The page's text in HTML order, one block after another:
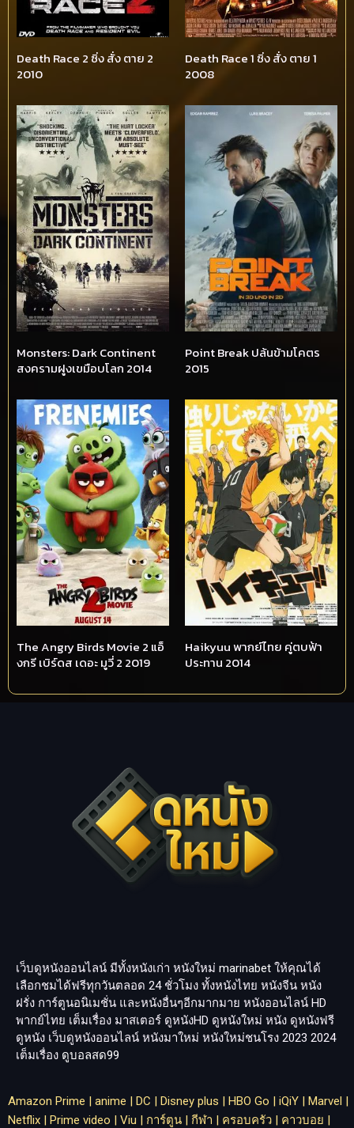
Death Race 2 ซิ่ง สั่ง ตาย 2
2010
Death Race 1 ซิ่ง สั่ง ตาย 1
2008
Monsters: Dark Continent
สงครามฝูงเขมือบโลก 2014
Point Break ปล้นข้ามโคตร
2015
The Angry Birds Movie 2 แอ็
งกรี เบิร์ดส เดอะ มูวี่ 2 2019
Haikyuu พากย์ไทย คู่ตบฟ้า
ประทาน 2014
เว็บดูหนังออนไลน์ มีทั้งหนังเก่า หนังใหม่ marinabet ให้คุณได้
เลือกชมได้ฟรีทุกวันตลอด 24 ชั่วโมง ทั้งหนังไทย หนังจีน หนัง
ฝรั่ง การ์ตูนอนิเมชั่น และหนังอื่นๆอีกมากมาย หนังออนไลน์ HD
พากย์ไทย เต็มเรื่อง มาสเตอร์ ดูหนังHD ดูหนังใหม่ หนัง ดูหนังฟรี
ดูหนัง เว็บดูหนังออนไลน์ หนังมาใหม่ หนังใหม่ชนโรง 2023 2024
เต็มเรื่อง ดูบอลสด99
Amazon Prime | anime | DC | Disney plus | HBO Go | iQiY | Marvel |
Netflix | Prime video | Viu | การ์ตูน | กีฬา | ครอบครัว | คาวบอย |